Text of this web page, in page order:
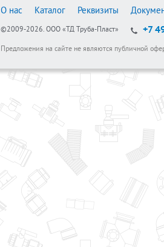
О нас Каталог Реквизиты
©2009-2026. ООО «ТД Труба-Пласт» +7
Предложения на сайте не являются публичной